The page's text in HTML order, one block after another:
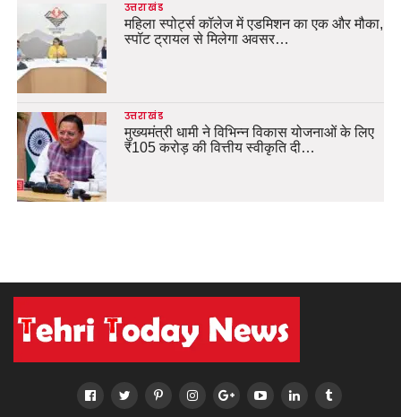
उत्तराखंड
महिला स्पोर्ट्स कॉलेज में एडमिशन का एक और मौका,
स्पॉट ट्रायल से मिलेगा अवसर…
उत्तराखंड
मुख्यमंत्री धामी ने विभिन्न विकास योजनाओं के लिए
₹105 करोड़ की वित्तीय स्वीकृति दी…